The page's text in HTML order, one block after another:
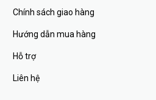
Chính sách giao hàng
Hướng dẫn mua hàng
Hỗ trợ
Liên hệ